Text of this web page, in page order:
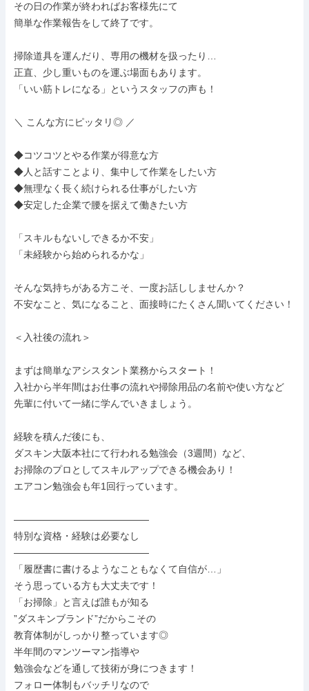
その日の作業が終わればお客様先にて
簡単な作業報告をして終了です。
掃除道具を運んだり、専用の機材を扱ったり…
正直、少し重いものを運ぶ場面もあります。
「いい筋トレになる」というスタッフの声も！
＼ こんな方にピッタリ◎ ／
◆コツコツとやる作業が得意な方
◆人と話すことより、集中して作業をしたい方
◆無理なく長く続けられる仕事がしたい方
◆安定した企業で腰を据えて働きたい方
「スキルもないしできるか不安」
「未経験から始められるかな」
そんな気持ちがある方こそ、一度お話ししませんか？
不安なこと、気になること、面接時にたくさん聞いてください！
＜入社後の流れ＞
まずは簡単なアシスタント業務からスタート！
入社から半年間はお仕事の流れや掃除用品の名前や使い方など
先輩に付いて一緒に学んでいきましょう。
経験を積んだ後にも、
ダスキン大阪本社にて行われる勉強会（3週間）など、
お掃除のプロとしてスキルアップできる機会あり！
エアコン勉強会も年1回行っています。
――――――――――――――
特別な資格・経験は必要なし
――――――――――――――
「履歴書に書けるようなこともなくて自信が…」
そう思っている方も大丈夫です！
「お掃除」と言えば誰もが知る
”ダスキンブランド”だからこその
教育体制がしっかり整っています◎
半年間のマンツーマン指導や
勉強会などを通して技術が身につきます！
フォロー体制もバッチリなので